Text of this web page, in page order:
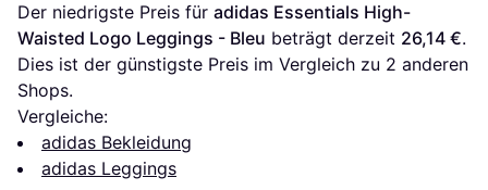
Der niedrigste Preis für adidas Essentials High-
Waisted Logo Leggings - Bleu beträgt derzeit 26,14 €.
Dies ist der günstigste Preis im Vergleich zu 2 anderen
Shops.
Vergleiche:
adidas Bekleidung
adidas Leggings